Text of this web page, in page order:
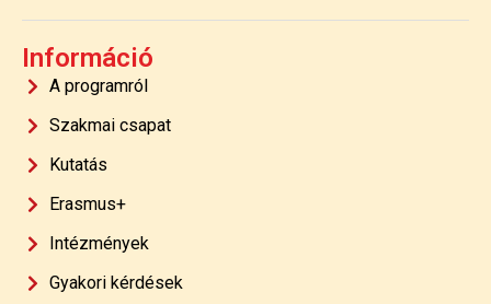
Információ
A programról
Szakmai csapat
Kutatás
Erasmus+
Intézmények
Gyakori kérdések